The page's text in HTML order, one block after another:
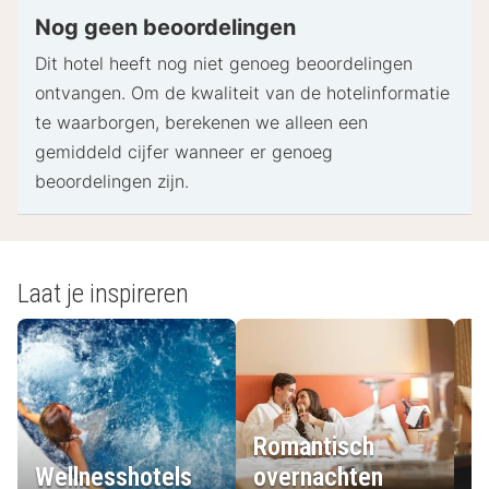
pinpas of borgsom in contanten te verstrekken
Speciale verzoeken worden onder voorbehoud van
beschikbaarheid bij het inchecken ingewilligd.
Hiervoor kunnen extra kosten in rekening worden
gebracht. Speciale verzoeken kunnen niet worden
gegarandeerd.
De accommodatie beschikt over de volgende
veiligheidsvoorzieningen: een brandblusser, een
beveiligingssysteem en buitenverlichting
- Speciale instructies:
Deze accommodatie biedt transfers vanaf het
treinstation. Je dient je aankomstgegevens vooraf
Nog geen beoordelingen
Dit hotel heeft nog niet genoeg beoordelingen
ontvangen. Om de kwaliteit van de hotelinformatie
te waarborgen, berekenen we alleen een
gemiddeld cijfer wanneer er genoeg
beoordelingen zijn.
Laat je inspireren
Wellnesshotels
Romantisch
overnachten